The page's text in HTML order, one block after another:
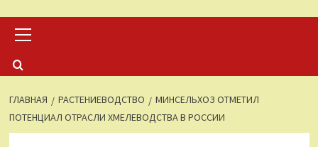
меню
ГЛАВНАЯ РАСТЕНИЕВОДСТВО
МИНСЕЛЬХОЗ ОТМЕТИЛ
ПОТЕНЦИАЛ ОТРАСЛИ ХМЕЛЕВОДСТВА В РОССИИ